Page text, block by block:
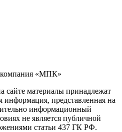
компания «МПК»
сайте материалы принадлежат
представленная на
информационный
не является публичной
статьи 437 ГК РФ.